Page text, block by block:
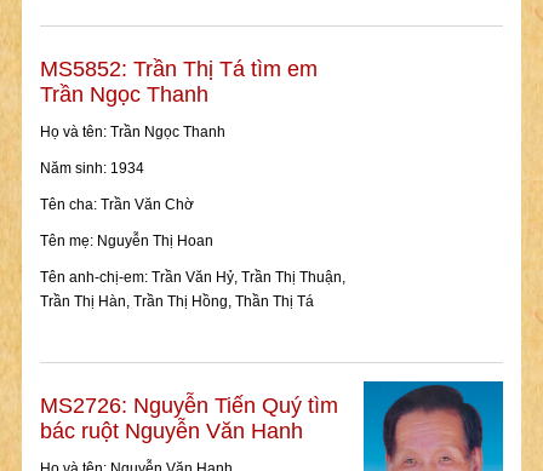
MS5852: Trần Thị Tá tìm em
Trần Ngọc Thanh
Họ và tên: Trần Ngọc Thanh
Năm sinh: 1934
Tên cha: Trần Văn Chờ
Tên mẹ: Nguyễn Thị Hoan
Tên anh-chị-em: Trần Văn Hỷ, Trần Thị Thuận,
Trần Thị Hàn, Trần Thị Hồng, Thần Thị Tá
MS2726: Nguyễn Tiến Quý tìm
bác ruột Nguyễn Văn Hanh